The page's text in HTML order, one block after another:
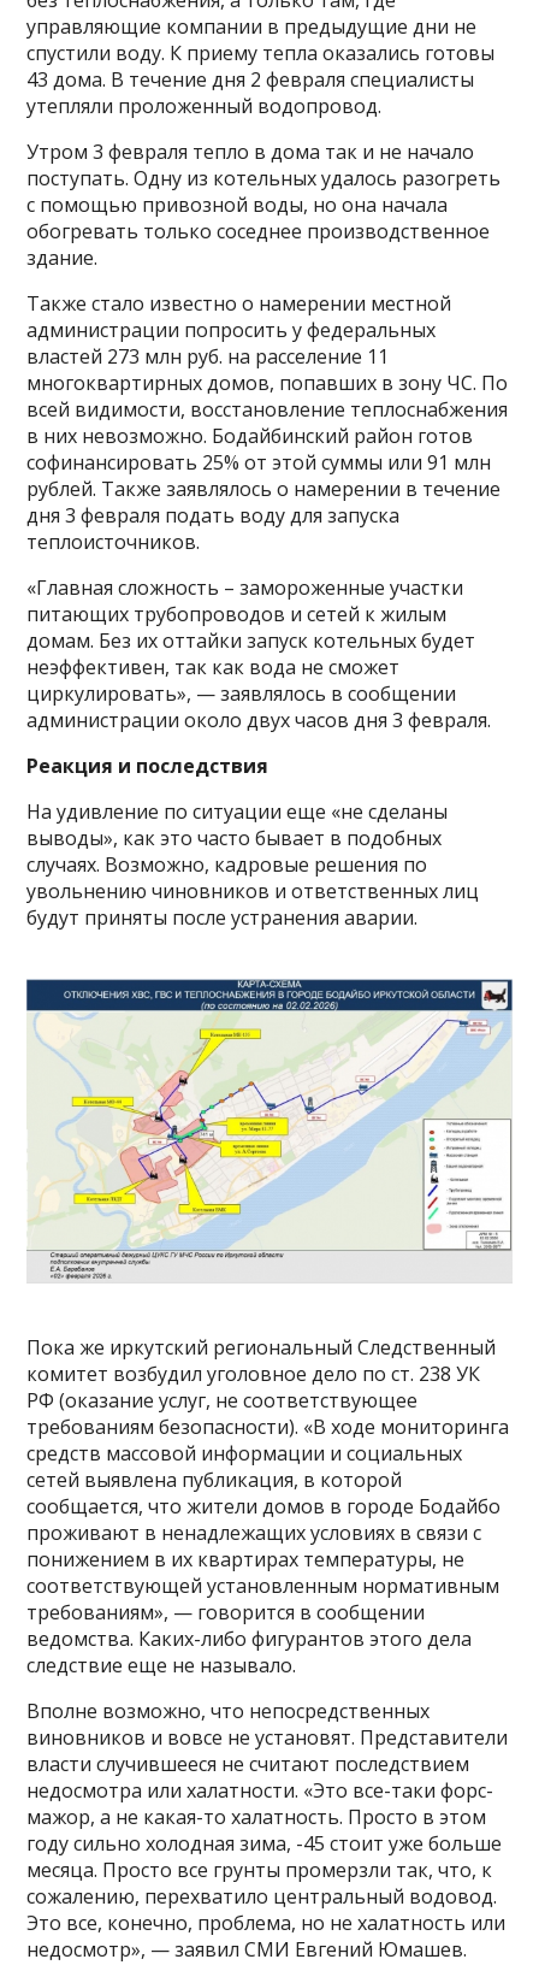
управляющие компании в предыдущие дни не
спустили воду. К приему тепла оказались готовы
43 дома. В течение дня 2 февраля специалисты
утепляли проложенный водопровод.
Утром 3 февраля тепло в дома так и не начало
поступать. Одну из котельных удалось разогреть
с помощью привозной воды, но она начала
обогревать только соседнее производственное
здание.
Также стало известно о намерении местной
администрации попросить у федеральных
властей 273 млн руб. на расселение 11
многоквартирных домов, попавших в зону ЧС. По
всей видимости, восстановление теплоснабжения
в них невозможно. Бодайбинский район готов
софинансировать 25% от этой суммы или 91 млн
рублей. Также заявлялось о намерении в течение
дня 3 февраля подать воду для запуска
теплоисточников.
«Главная сложность – замороженные участки
питающих трубопроводов и сетей к жилым
домам. Без их оттайки запуск котельных будет
неэффективен, так как вода не сможет
циркулировать», — заявлялось в сообщении
администрации около двух часов дня 3 февраля.
Реакция и последствия
На удивление по ситуации еще «не сделаны
выводы», как это часто бывает в подобных
случаях. Возможно, кадровые решения по
увольнению чиновников и ответственных лиц
будут приняты после устранения аварии.
Пока же иркутский региональный Следственный
комитет возбудил уголовное дело по ст. 238 УК
РФ (оказание услуг, не соответствующее
требованиям безопасности). «В ходе мониторинга
средств массовой информации и социальных
сетей выявлена публикация, в которой
сообщается, что жители домов в городе Бодайбо
проживают в ненадлежащих условиях в связи с
понижением в их квартирах температуры, не
соответствующей установленным нормативным
требованиям», — говорится в сообщении
ведомства. Каких-либо фигурантов этого дела
следствие еще не называло.
Вполне возможно, что непосредственных
виновников и вовсе не установят. Представители
власти случившееся не считают последствием
недосмотра или халатности. «Это все-таки форс-
мажор, а не какая-то халатность. Просто в этом
году сильно холодная зима, -45 стоит уже больше
месяца. Просто все грунты промерзли так, что, к
сожалению, перехватило центральный водовод.
Это все, конечно, проблема, но не халатность или
недосмотр», — заявил СМИ Евгений Юмашев.